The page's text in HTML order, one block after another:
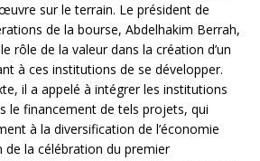
sur le terrain. Le président de
de la bourse, Abdelhakim Berrah,
rôle de la valeur dans la création d’un
à ces institutions de se développer.
il a appelé à intégrer les institutions
le financement de tels projets, qui
à la diversification de l’économie
de la célébration du premier